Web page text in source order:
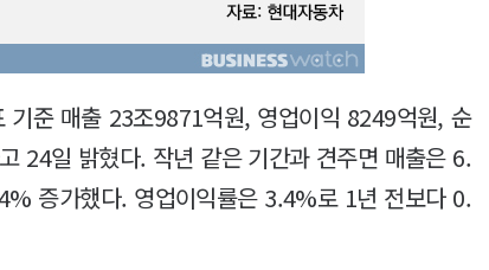
기준 매출 23조9871억원, 영업이익 8249억원, 순
24일 밝혔다. 작년 같은 기간과 견주면 매출은 6.
증가했다. 영업이익률은 3.4%로 1년 전보다 0.